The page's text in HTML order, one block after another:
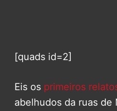
[quads id=2]
Eis os primeiros
abelhudos da ruas de